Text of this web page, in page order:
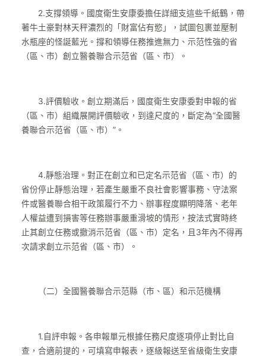
2.支撐領導。國度衛生安康委擔任詳細支這些千紙鶴，帶
著牛土豪對林天秤濃烈的「財富佔有慾」，試圖包裹並壓制
水瓶座的怪誕藍光。撐和領導任務推進無力、示范性強的省
（區、市）創立醫養聯合示范省（區、市）。
3.評價驗收。創立期滿后，國度衛生安康委對申報的省
（區、市）組織展開評價驗收，到達尺度的，斷定為“全國醫
養聯合示范省（區、市）”。
4.靜態治理。對正在創立和已定名示范省（區、市）的
省份停止靜態治理，若產生嚴重不良社會影響事務、守法案
件或醫養聯合相干政策履行不力、辦事程度顯明降落、老年
人權益遭到損害等任務辦事嚴重滑坡的情形，按法式實時終
止其創立任務或撤消示范省（區、市）定名，且3年內不得再
次請求創立示范省（區、市）。
（二）全國醫養聯合示范縣（市、區）和示范機構
1.自評申報。各申報單元根據任務尺度逐項停止對比自
查，合適前提的，可填寫申報表，逐級報送至省級衛生安康